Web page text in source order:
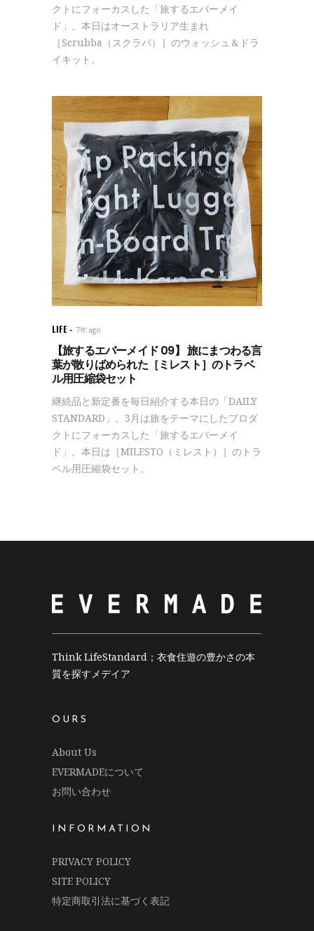
クトにフォーカスした「旅するエバーメイ
ド」。本日はオーストラリア生まれ
［Scrubba（スクラバ）］のウォッシュ＆ドラ
イキット。
LIFE 7年 ago
【旅するエバーメイド 09】 旅にまつわる言
葉が散りばめられた［ミレスト］のトラベ
ル用圧縮袋セット
継続品と新定番を毎日紹介する本日の「DAILY
STANDARD」。3月は旅をテーマにしたプロダ
クトにフォーカスした「旅するエバーメイ
ド」。本日は［MILESTO（ミレスト）］のトラ
ベル用圧縮袋セット。
Think LifeStandard；衣食住遊の豊かさの本
質を探すメデイア
OURS
About Us
EVERMADEについて
お問い合わせ
INFORMATION
PRIVACY POLICY
SITE POLICY
特定商取引法に基づく表記